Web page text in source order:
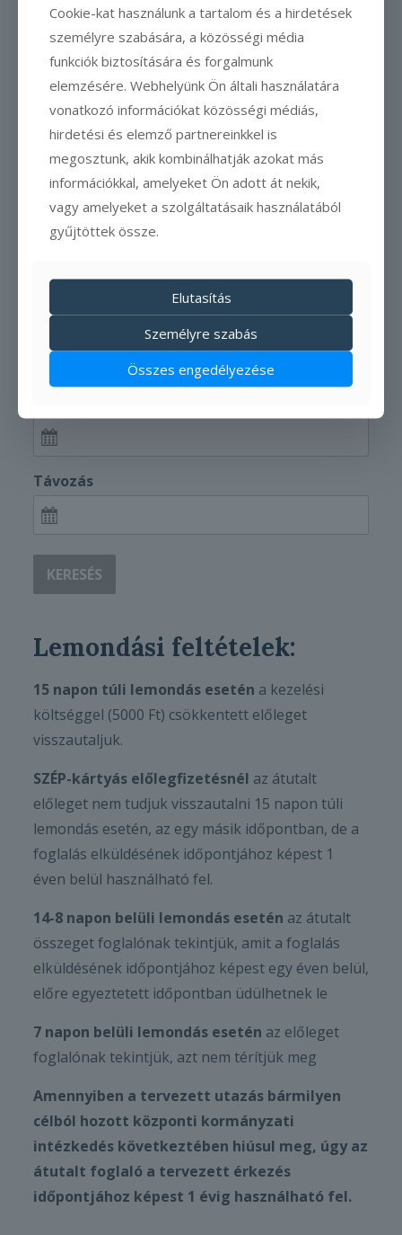
Átutalás*
Az előleg átutalással, SZÉP-kártyás
előlegfizetéssel is lehetséges
Foglalás küldése
Szabad időpontok
keresése
Távozás
KERESÉS
Lemondási feltételek:
15 napon túli lemondás esetén a kezelési
költséggel (5000 Ft) csökkentett előleget
visszautaljuk.
SZÉP-kártyás előlegfizetésnél az átutalt
előleget nem tudjuk visszautalni 15 napon túli
lemondás esetén, az egy másik időpontban, de a
foglalás elküldésének időpontjához képest 1
éven belül használható fel.
14-8 napon belüli lemondás esetén az átutalt
összeget foglalónak tekintjük, amit a foglalás
elküldésének időpontjához képest egy éven belül,
előre egyeztetett időpontban üdülhetnek le
7 napon belüli lemondás esetén az előleget
foglalónak tekintjük, azt nem térítjük meg
Amennyiben a tervezett utazás bármilyen
célból hozott központi kormányzati
intézkedés következtében hiúsul meg, úgy az
átutalt foglaló a tervezett érkezés
időpontjához képest 1 évig használható fel.
Cookie-kat használunk a tartalom és a hirdetések
személyre szabására, a közösségi média
funkciók biztosítására és forgalmunk
elemzésére. Webhelyünk Ön általi használatára
vonatkozó információkat közösségi médiás,
hirdetési és elemző partnereinkkel is
megosztunk, akik kombinálhatják azokat más
információkkal, amelyeket Ön adott át nekik,
vagy amelyeket a szolgáltatásaik használatából
gyűjtöttek össze.
Elutasítás
Személyre szabás
Összes engedélyezése